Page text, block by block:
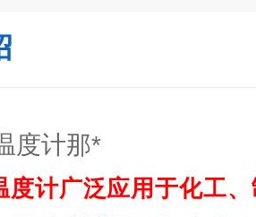
度计那*
度计广泛应用于化工